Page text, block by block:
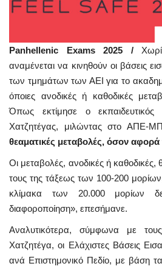
Panhellenic Exams 2025 /Χωρίς
αναμένεται να κινηθούν οι βάσεις
των τμημάτων των ΑΕΙ για το
όποιες ανοδικές ή καθοδικές
Όπως εκτίμησε ο εκπαιδευτικός
Χατζητέγας, μιλώντας στο ΑΠΕ-
θεαματικές μεταβολές, όσον αφορά
Οι μεταβολές, ανοδικές ή καθοδικές,
τους της τάξεως των 100-200
κλίμακα των 20.000 μορίων
διαφοροποίηση», επεσήμανε.
Αναλυτικότερα, σύμφωνα με
Χατζητέγα, οι Ελάχιστες Βάσεις
ανά Επιστημονικό Πεδίο, με βάση τα